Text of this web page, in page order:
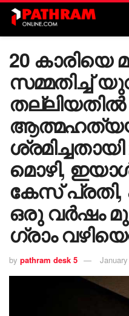
20 കാരിയെ
സമ്മതിച്ച്
മൊഴി,
കേസ് പ്രതി,
ഒരു വർഷം
ഗ്രാം
by pathram desk 5